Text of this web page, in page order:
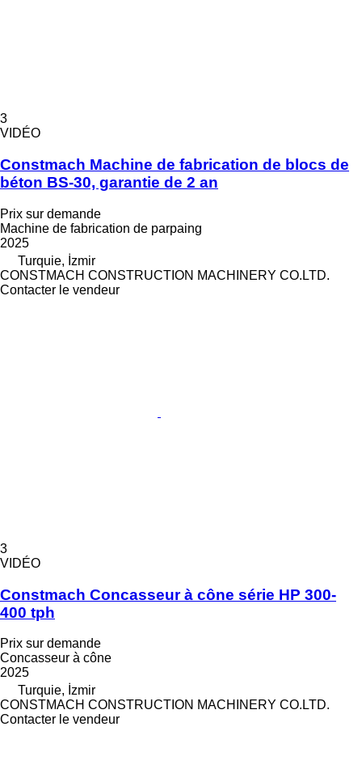
3
VIDÉO
Constmach Machine de fabrication de blocs de
béton BS-30, garantie de 2 an
Prix sur demande
Machine de fabrication de parpaing
2025
Turquie, İzmir
CONSTMACH CONSTRUCTION MACHINERY CO.LTD.
Contacter le vendeur
3
VIDÉO
Constmach Concasseur à cône série HP 300-
400 tph
Prix sur demande
Concasseur à cône
2025
Turquie, İzmir
CONSTMACH CONSTRUCTION MACHINERY CO.LTD.
Contacter le vendeur